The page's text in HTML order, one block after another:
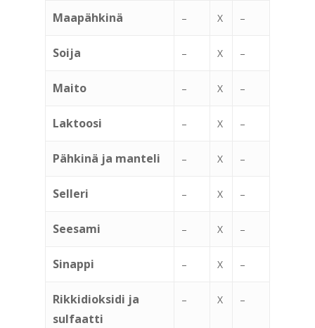
Maapähkinä – X –
Soija – X –
Maito – X –
Laktoosi – X –
Pähkinä ja manteli – X –
Selleri – X –
Seesami – X –
Sinappi – X –
Rikkidioksidi ja
sulfaatti
– X –